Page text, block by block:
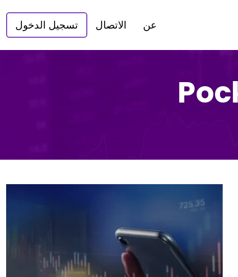
عن الاتصال تسجيل الدخول